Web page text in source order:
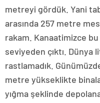
metreyi gördük. Yani
arasında 257 metre
rakam. Kanaatimizce
seviyeden çıktı.
rastlamadık.
metre yükseklikte
yığma şeklinde